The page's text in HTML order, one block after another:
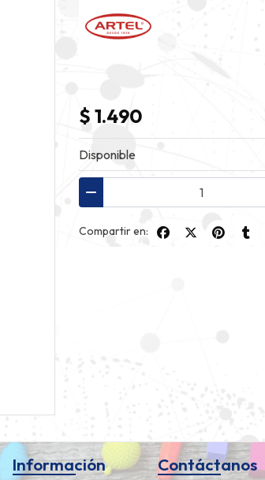
$ 1.490
Disponible
Compartir en:
Información Contáctanos